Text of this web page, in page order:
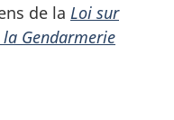
de la Loi sur
Gendarmerie